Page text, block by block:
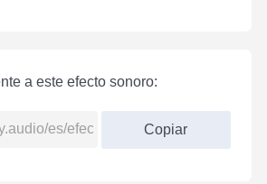
a este efecto sonoro:
Copiar